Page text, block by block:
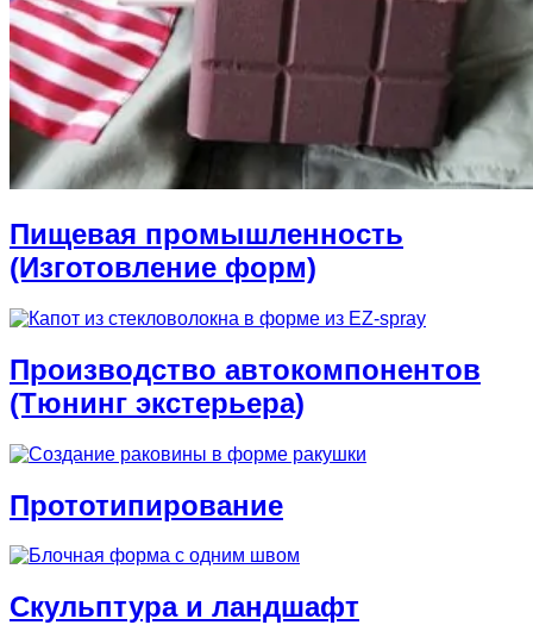
Пищевая промышленность
(Изготовление форм)
Производство автокомпонентов
(Тюнинг экстерьера)
Прототипирование
Скульптура и ландшафт